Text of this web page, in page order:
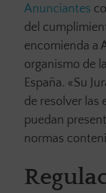
Anunciantes
del
encomienda a
organismo de
España. «Su
de resolver las
puedan
normas